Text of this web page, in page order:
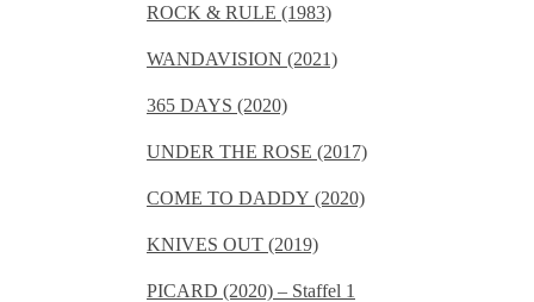
ROCK & RULE (1983)
WANDAVISION (2021)
365 DAYS (2020)
UNDER THE ROSE (2017)
COME TO DADDY (2020)
KNIVES OUT (2019)
PICARD (2020) – Staffel 1